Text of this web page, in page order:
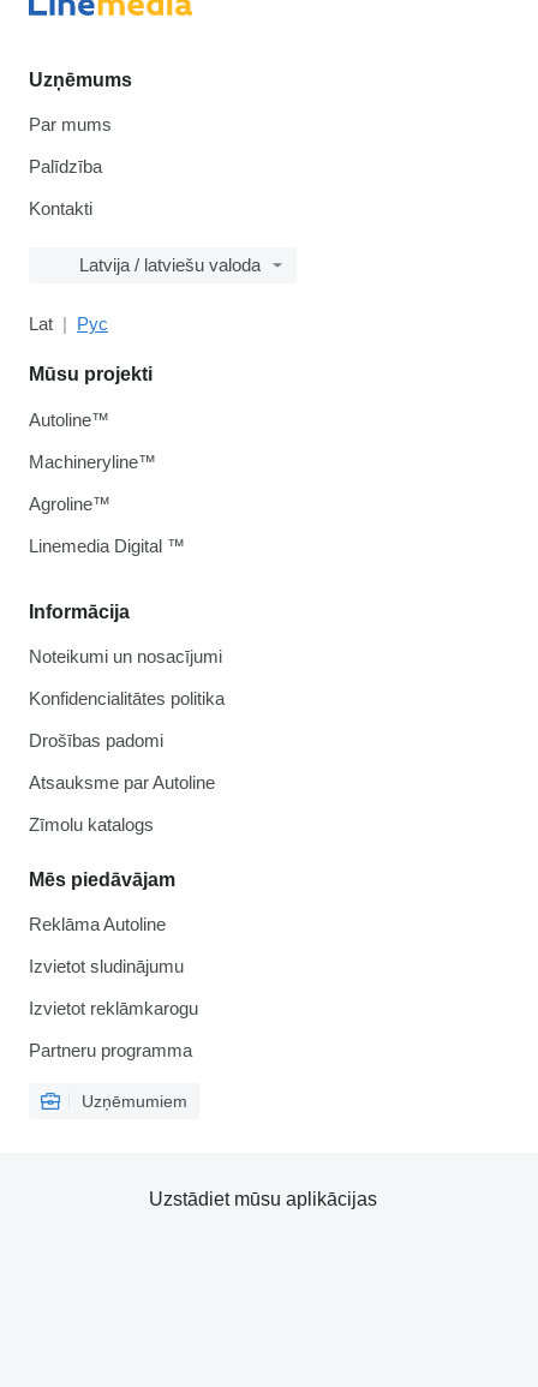
Uzņēmums
Par mums
Palīdzība
Kontakti
Latvija / latviešu valoda
Lat Рус
Informācija
Noteikumi un nosacījumi
Konfidencialitātes politika
Drošības padomi
Atsauksme par Autoline
Zīmolu katalogs
Mēs piedāvājam
Reklāma Autoline
Izvietot sludinājumu
Izvietot reklāmkarogu
Partneru programma
Uzņēmumiem
Mūsu projekti
Autoline™
Machineryline™
Agroline™
Linemedia Digital ™
Uzstādiet mūsu aplikācijas